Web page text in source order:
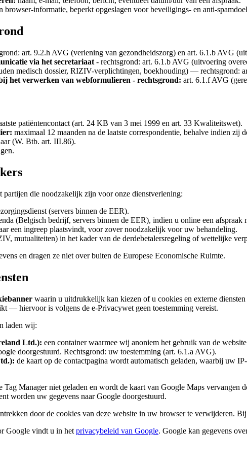
browser-informatie, beperkt opgeslagen voor beveiligings- en anti-
art. 9.2.h AVG (verlening van gezondheidszorg) en art. 6.1.b AVG
via het secretariaat - rechtsgrond: art. 6.1.b AVG (uitvoering
medisch dossier, RIZIV-verplichtingen, boekhouding) — rechtsgrond:
het verwerken van webformulieren - rechtsgrond: art. 6.1.f AVG
patiëntencontact (art. 24 KB van 3 mei 1999 en art. 33 Kwaliteitswet).
maximaal 12 maanden na de laatste correspondentie, behalve indien zij
(W. Btb. art. III.86).
partijen die noodzakelijk zijn voor onze dienstverlening:
(servers binnen de EER).
(Belgisch bedrijf, servers binnen de EER), indien u online een afspraak
een ingreep plaatsvindt, voor zover noodzakelijk voor uw behandeling.
mutualiteiten) in het kader van de derdebetalersregeling of wettelijke
en dragen ze niet over buiten de Europese Economische Ruimte.
waarin u uitdrukkelijk kan kiezen of u cookies en externe
— hiervoor is volgens de e-Privacywet geen toestemming vereist.
laden wij:
Ltd.): een container waarmee wij anoniem het gebruik van de
doorgestuurd. Rechtsgrond: uw toestemming (art. 6.1.a AVG).
de kaart op de contactpagina wordt automatisch geladen, waarbij uw
Tag Manager niet geladen en wordt de kaart van Google Maps
worden uw gegevens naar Google doorgestuurd.
door de cookies van deze website in uw browser te verwijderen.
Google vindt u in het privacybeleid van Google. Google kan gegevens